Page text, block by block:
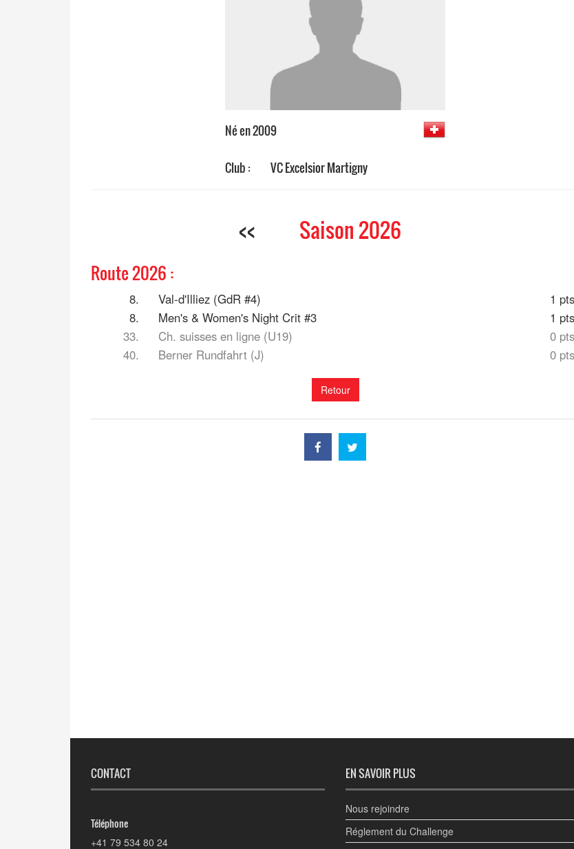
Né en 2009
Club : VC Excelsior Martigny
<< Saison 2026
Route 2026 :
8. Val-d'Illiez (GdR #4)
1 pts
8.
Men's & Women's Night Crit #3
1 pts
33.
Ch. suisses en ligne (U19)
0 pts
40.
Berner Rundfahrt (J) 0 pts
Retour
CONTACT
Téléphone
+41 79 534 80 24
EN SAVOIR PLUS
Nous rejoindre
Réglement du Challenge